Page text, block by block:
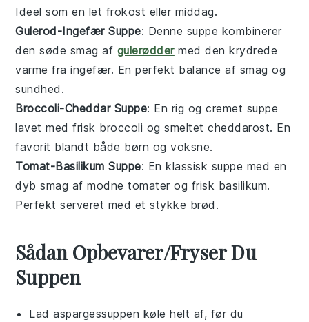
Ideel som en let frokost eller middag.
Gulerod-Ingefær Suppe: Denne suppe kombinerer
den søde smag af gulerøddermed den krydrede
varme fraingefær. En perfekt balance af smag og
sundhed.
Broccoli-Cheddar Suppe: En rig og cremet suppe
lavet med frisk broccoli og smeltetcheddarost. En
favorit blandt både børn og voksne.
Tomat-Basilikum Suppe: En klassisk suppe med en
dyb smag afmodne tomater og frisk basilikum.
Perfekt serveret med et stykke brød .
Sådan Opbevarer/Fryser Du
Suppen
Ladaspargessuppen køle helt af, før du